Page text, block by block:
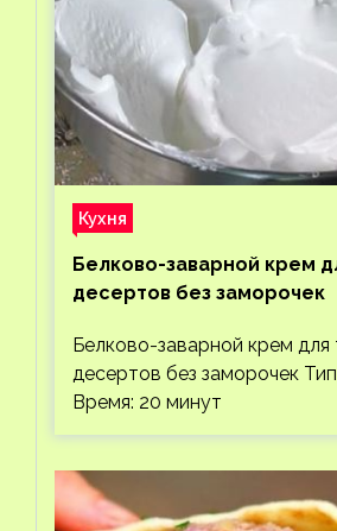
Кухня
Белково-заварной крем
десертов без заморочек
Белково-заварной крем для
десертов без заморочек
Время: 20 минут